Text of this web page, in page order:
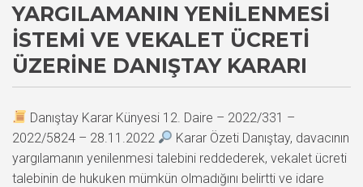
YARGILAMANIN YENILENMESI
İSTEMI VE VEKALET ÜCRETI
ÜZERINE DANIŞTAY KARARI
Danıştay Karar Künyesi 12. Daire – 2022/331 –
2022/5824 – 28.11.2022
Karar Özeti Danıştay, davacının
yargılamanın yenilenmesi talebini reddederek, vekalet ücreti
talebinin de hukuken mümkün olmadığını belirtti ve idare